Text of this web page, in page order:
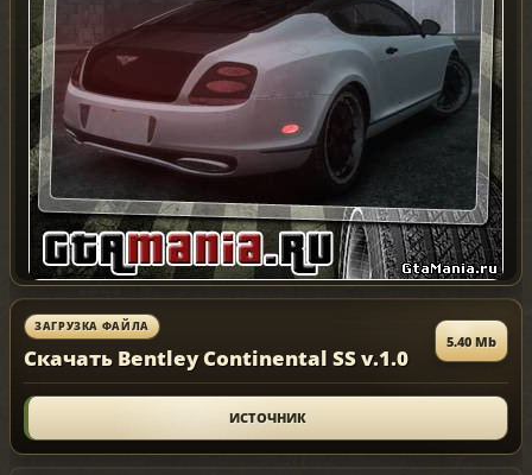
ЗАГРУЗКА ФАЙЛА
Скачать Bentley Continental SS v.1.0
5.40 Mb
ИСТОЧНИК